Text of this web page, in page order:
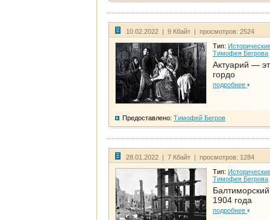
10.02.2022 | 9 Кбайт | просмотров: 2524
Тип:
Тимофея Бегрова
Актуарий —
гордо
подробнее
Предоставлено: Тимофей Бегров
28.01.2022 | 7 Кбайт | просмотров: 1284
Тип:
Тимофея Бегрова
1904 года
подробнее